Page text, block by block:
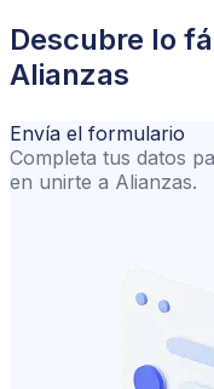
Descubre lo
Alianzas
Envía el formulario
Completa tus datos
en unirte a Alianzas.